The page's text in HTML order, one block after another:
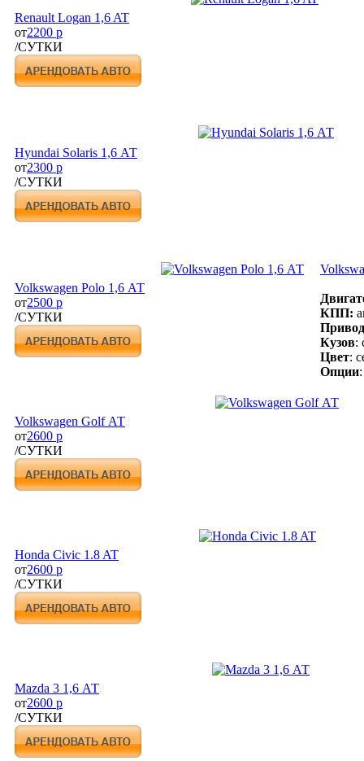
Renault Logan 1,6 AT
от2200 р
/СУТКИ
Hyundai Solaris 1,6 АТ
от2300 р
/СУТКИ
Volkswagen Polo 1,6 АТ
от2500 р
/СУТКИ
КПП:
Кузов:
Цвет:
Опции
Volkswagen Golf АТ
от2600 р
/СУТКИ
Honda Civic 1.8 AT
от2600 р
/СУТКИ
Mazda 3 1,6 АТ
от2600 р
/СУТКИ